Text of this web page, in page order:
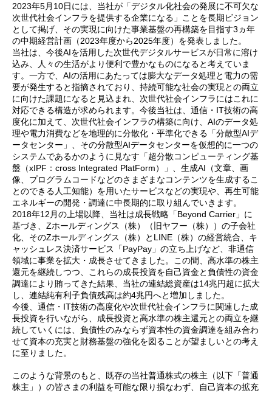
2023年5月10日には、当社が「デジタル化社会の発展に不可欠な
次世代社会インフラを提供する企業になる」ことを長期ビジョン
として掲げ、その実現に向けた事業基盤の再構築を目指す3ヵ年
の中期経営計画（2023年度から2025年度）を発表しました。
当社は、今後AIを活用した次世代デジタルサービスが日常に溶け
込み、人々の生活がより便利で豊かなものになると考えていま
す。一方で、AIの活用にあたっては膨大なデータ処理と電力の需
要が発生すると指摘されており、持続可能な社会の実現との両立
に向けた課題になると見込まれ、次世代社会インフラにはこれに
対応できる構造が求められます。今後当社は、通信・IT技術の高
度化に加えて、次世代社会インフラの構築に向け、AIのデータ処
理や電力消費などを地理的に分散化・平準化できる「分散型AIデ
ータセンター」、その分散型AIデータセンターを仮想的に一つの
システムであるかのように見なす「超分散コンピューティング基
盤（xIPF：cross Integrated PlatForm）」、生成AI（文章、画
像、プログラムコードなどのさまざまなコンテンツを生成するこ
とのできる人工知能）を用いたサービスなどの実現や、再生可能
エネルギーの開発・調達に中長期的に取り組んでいきます。
2018年12月の上場以降、当社は成長戦略「Beyond Carrier」に
基づき、Zホールディングス（株）（旧ヤフー（株））の子会社
化、そのZホールディングス（株）とLINE（株）の経営統合、キ
ャッシュレス決済サービス「PayPay」の立ち上げなど、非通信
領域に事業を拡大・成長させてきました。この間、高水準の株主
還元を継続しつつ、これらの成長投資を自己資金と負債性の資金
調達により賄ってきた結果、当社の連結総資産は14兆円超に拡大
し、連結純有利子負債残高は約4兆円へと増加しました。
今後、通信・IT技術の高度化や次世代社会インフラに関連した成
長投資を行いながら、成長投資と高水準の株主還元との両立を継
続していくには、負債性のみならず資本性の資金調達を組み合わ
せて資本の充実と財務基盤の強化を図ることが望ましいとの考え
に至りました。
このような背景のもと、既存の当社普通株式の株主（以下「普通
株主」）の皆さまの利益を可能な限り損なわず、自己資本の拡充